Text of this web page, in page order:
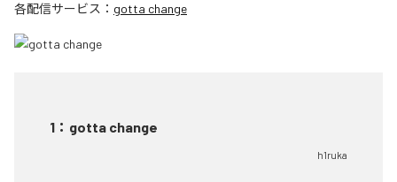
各配信サービス： gotta change
1 ： gotta change
h1ruka